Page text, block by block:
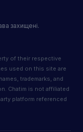
захищені.
of their respective
used on this site are
trademarks, and
Chatim is not affiliated
platform referenced